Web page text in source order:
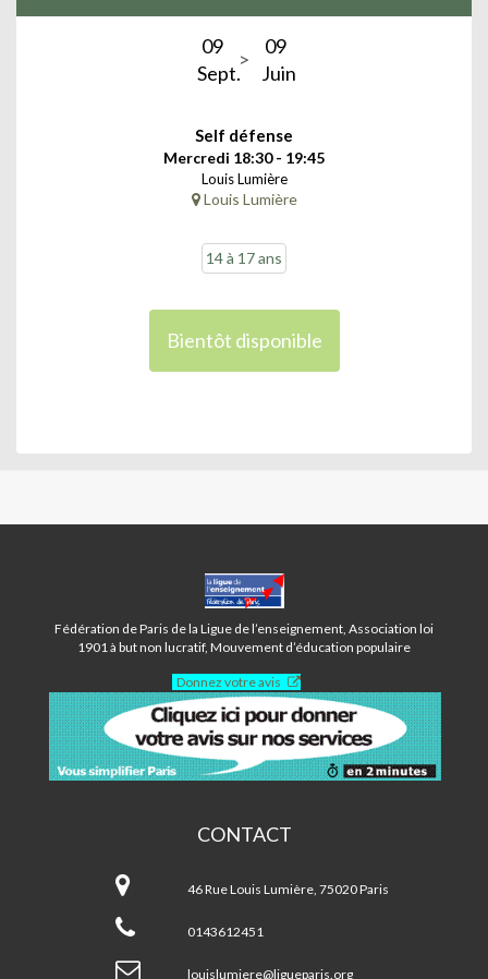
09
Sept.
09
Juin
Self défense
Mercredi 18:30 - 19:45
Louis Lumière
Louis Lumière
14 à 17 ans
Bientôt disponible
CENTRE
LOUIS
LUMIÈRE
-
20ÈME
Fédération de Paris de la Ligue de l’enseignement, Association loi
1901 à but non lucratif, Mouvement d’éducation populaire
Donnez votre avis
CONTACT
Louis
Lumière
Paris
46 Rue Louis Lumière, 75020 Paris
0143612451
louislumiere@ligueparis.org